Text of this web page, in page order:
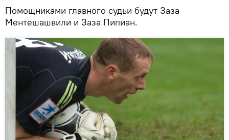
Помощниками главного судьи будут Заза
Ментешашвили и Заза Пипиан.